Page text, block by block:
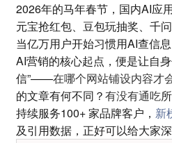
2026年的马年春节，国内AI应
元宝抢红包、豆包玩抽奖、千
当亿万用户开始习惯用AI查信
AI营销的核心起点，便是让自
信”——在哪个网站铺设内容才
的文章有何不同？有没有通吃
持续服务100+ 家品牌客户， 新
及引用数据，正好可以给大家深